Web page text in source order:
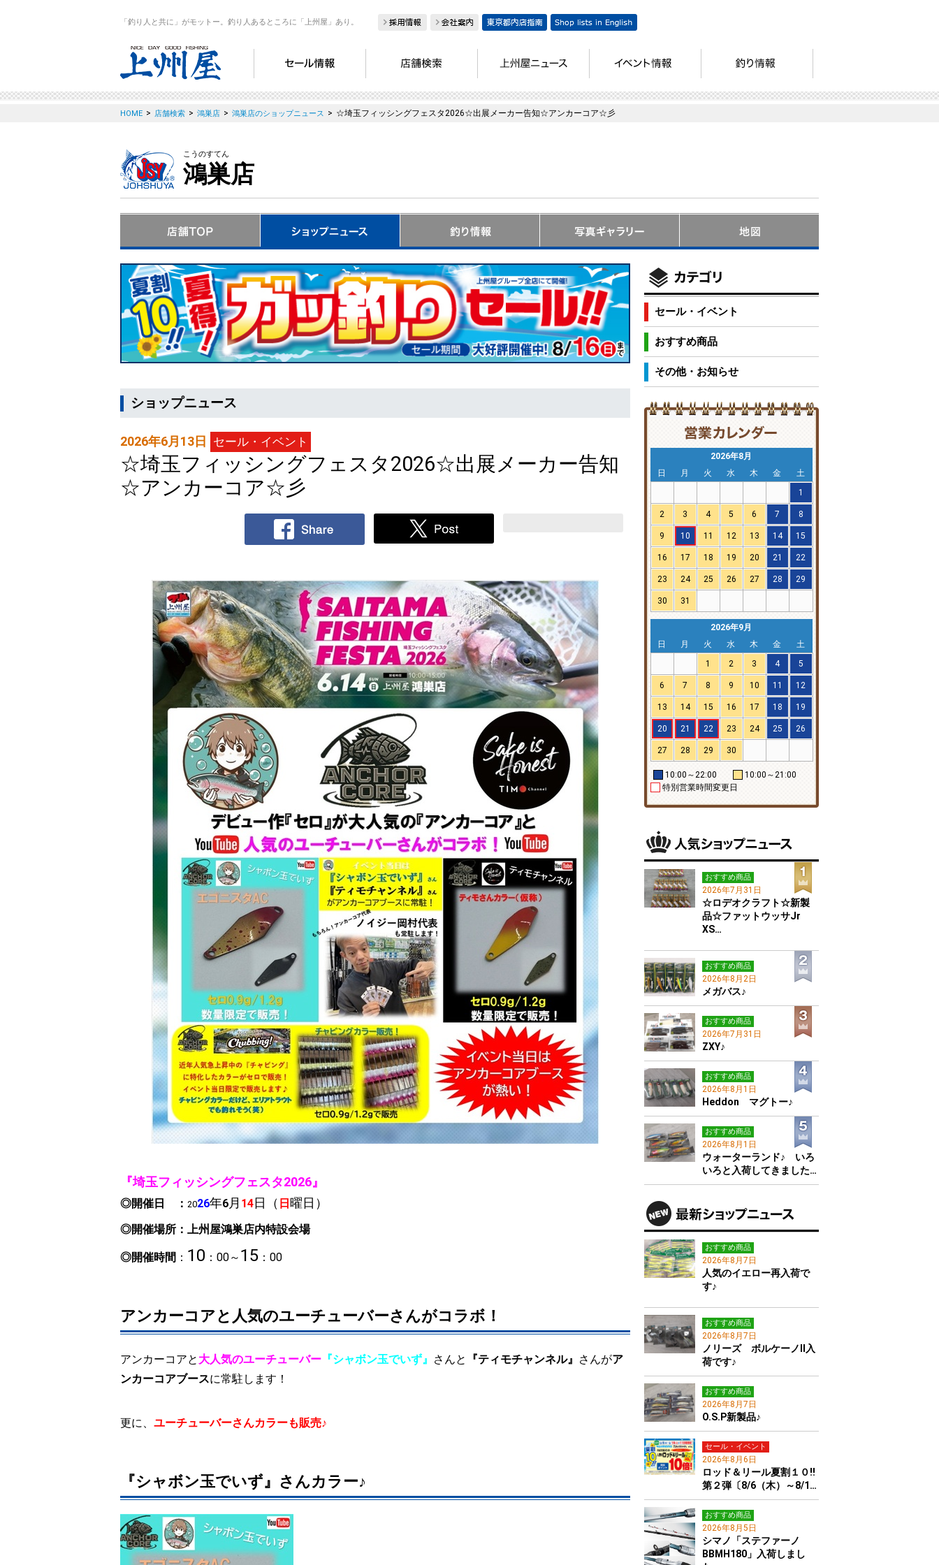
「釣り人と共に」がモットー。釣り人あるところに「上州屋」あり。
HOME > 店舗検索 > 鴻巣店 > 鴻巣店のショップニュース > ☆埼玉フィッシングフェスタ2026☆出展メーカー告知☆アンカーコア☆彡
こうのすてん
鴻巣店
ショップニュース
2026年6月13日 セール・イベント
☆埼玉フィッシングフェスタ2026☆出展メーカー告知
☆アンカーコア☆彡
『埼玉フィッシングフェスタ2026』
◎開催日 ： 2026年6月 14日 （ 日 曜日 ）
◎開催場所：上州屋鴻巣店内特設会場
◎開催時間 ： 10 ：00～ 15 ：00
アンカーコアと人気のユーチューバーさんがコラボ！
アンカーコアと 大人気のユーチューバー 『シャボン玉でいず』 さんと 『ティモチャンネル』 さんがア
ンカーコアブースに常駐します！
更に、 ユーチューバーさんカラーも販売♪
『シャボン玉でいず』さんカラー♪
セール・イベント
おすすめ商品
その他・お知らせ
2026年8月
日
月 火 水 木 金
土
1
2 3 4 5 6 7 8
9 10 11 12 13 14 15
16 17 18 19 20 21 22
23 24 25 26 27 28 29
30 31
2026年9月
日
月 火 水 木 金
土
1
2 3 4 5
6 7 8 9 10 11 12
13 14 15 16 17 18 19
20 21 22 23 24 25 26
27 28 29 30
10:00～21:00
10:00～22:00
特別営業時間変更日
おすすめ商品
2026年7月31日
☆ロデオクラフト☆新製
品☆ファットウッサJr
XS…
おすすめ商品
2026年8月2日
メガバス♪
おすすめ商品
2026年7月31日
ZXY♪
おすすめ商品
2026年8月1日
Heddon マグトー♪
おすすめ商品
2026年8月1日
ウォーターランド♪ いろ
いろと入荷してきました…
おすすめ商品
2026年8月7日
人気のイエロー再入荷で
す♪
おすすめ商品
2026年8月7日
ノリーズ ボルケーノⅡ入
荷です♪
おすすめ商品
2026年8月7日
O.S.P新製品♪
セール・イベント
2026年8月6日
ロッド＆リール夏割１０!!
第２弾〔8/6（木）～8/1…
おすすめ商品
2026年8月5日
シマノ「ステファーノ
BBMH180」入荷しまし